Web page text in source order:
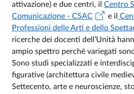
attivazione) e due centri, il Centro
Comunicazione - CSAC
e il
Professioni delle Arti e dello
ricerche dei docenti dell’Unità
ampio spettro perché variegati
Sono studi specializzati e
figurative (architettura civile
Settecento, arte e neuroscienze,